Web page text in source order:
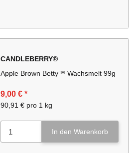
CANDLEBERRY®
Apple Brown Betty™ Wachsmelt 99g
9,00 € *
90,91 € pro 1 kg
In den Warenkorb